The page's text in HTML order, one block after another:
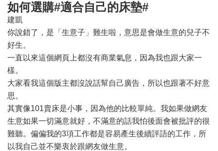
如何選購#適合自己的床墊#
建凱
你說錯了，是「生意子」難生啦，意思是會做生意的兒子不
好生。
一直以來這個網頁上都沒有商業氣息，因為我也跟大家一
樣。
大家看我這個版主都沒說話幫自己廣告，所以也跟著不好意
思。
其實像101賣床是小事，因為他的比較單純。我如果做網友
生意如果一切滿意就好，不滿意的話我怕後面會被批評的很
難聽。偏偏我的3項工作都是容易產生後續評語的工作，所
以我自己並不樂衷於跟網友做生意。